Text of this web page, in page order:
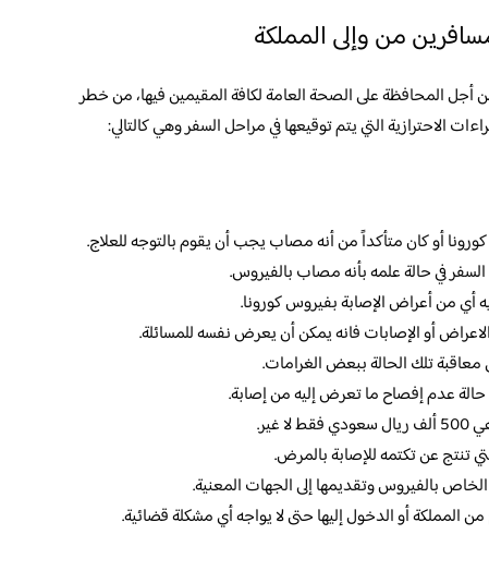
من وإلى المملكة
أجل المحافظة على الصحة العامة لكافة المقيمين فيها، من خطر
الاحترازية التي يتم توقيعها في مراحل السفر وهي كالتالي:
أو كان متأكداً من أنه مصاب يجب أن يقوم بالتوجه للعلاج.
في حالة علمه بأنه مصاب بالفيروس.
أي من أعراض الإصابة بفيروس كورونا.
أو الإصابات فانه يمكن أن يعرض نفسه للمسائلة.
تلك الحالة ببعض الغرامات.
عدم إفصاح ما تعرض إليه من إصابة.
تنتج عن تكتمه للإصابة بالمرض.
بالفيروس وتقديمها إلى الجهات المعنية.
المملكة أو الدخول إليها حتى لا يواجه أي مشكلة قضائية.